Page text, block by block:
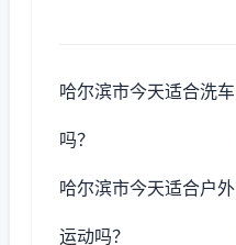
哈尔滨市今天适合洗车
吗？
哈尔滨市今天适合户外
运动吗？